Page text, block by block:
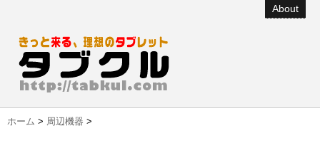
About
ホーム > 周辺機器 >